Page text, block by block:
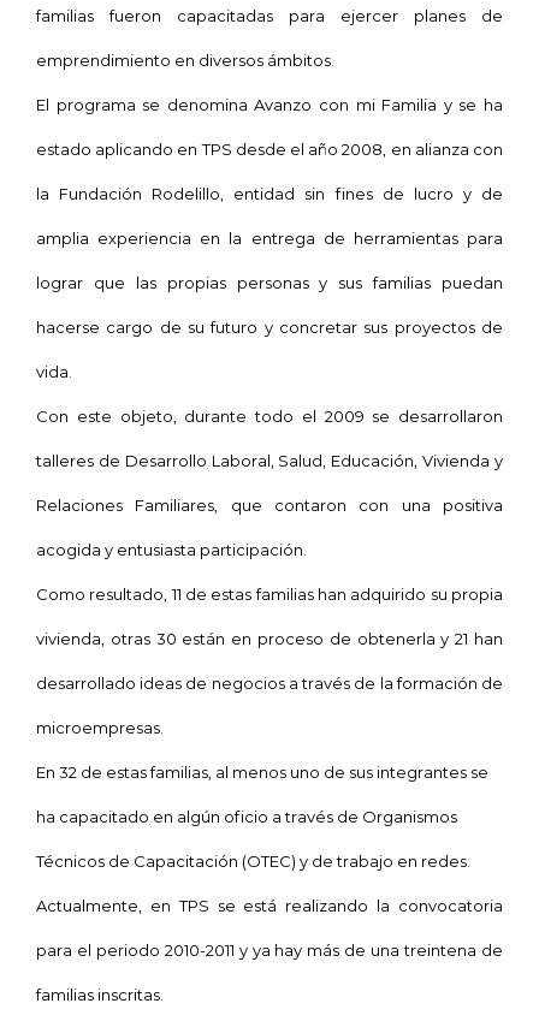
familias fueron capacitadas para ejercer planes de
emprendimiento en diversos ámbitos.
El programa se denomina Avanzo con mi Familia y se ha
estado aplicando en TPS desde el año 2008, en alianza con
la Fundación Rodelillo , entidad sin fines de lucro y de
amplia experiencia en la entrega de herramientas para
lograr que las propias personas y sus familias puedan
hacerse cargo de su futuro y concretar sus proyectos de
vida.
Con este objeto, durante todo el 2009 se desarrollaron
talleres de Desarrollo Laboral, Salud, Educación, Vivienda y
Relaciones Familiares, que contaron con una positiva
acogida y entusiasta participación.
Como resultado, 11 de estas familias han adquirido su propia
vivienda, otras 30 están en proceso de obtenerla y 21 han
desarrollado ideas de negocios a través de la formación de
microempresas.
En 32 de estas familias, al menos uno de sus integrantes se
ha capacitado en algún oficio a través de Organismos
Técnicos de Capacitación (OTEC) y de trabajo en redes.
Actualmente, en TPS se está realizando la convocatoria
para el periodo 2010-2011 y ya hay más de una treintena de
familias inscritas.